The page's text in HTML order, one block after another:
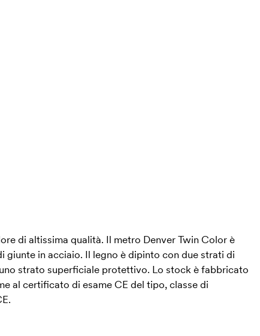
di altissima qualità. Il metro Denver Twin Color è
giunte in acciaio. Il legno è dipinto con due strati di
strato superficiale protettivo. Lo stock è fabbricato
al certificato di esame CE del tipo, classe di